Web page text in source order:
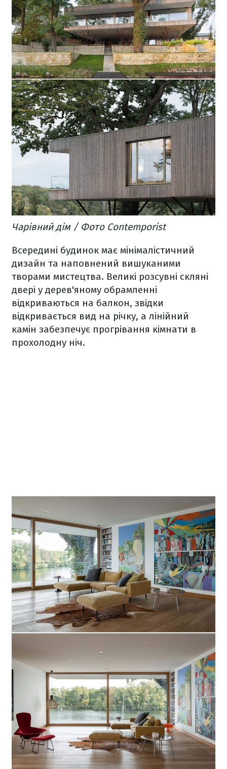
Чарівний дім / Фото Сontemporist
Всередині будинок має мінімалістичний
дизайн та наповнений вишуканими
творами мистецтва. Великі розсувні скляні
двері у дерев'яному обрамленні
відкриваються на балкон, звідки
відкривається вид на річку, а лінійний
камін забезпечує прогрівання кімнати в
прохолодну ніч.